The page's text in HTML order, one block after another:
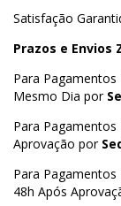
Satisfação
Prazos e Envios
Para
Mesmo Dia por
Para
Aprovação por
Para
48h Após